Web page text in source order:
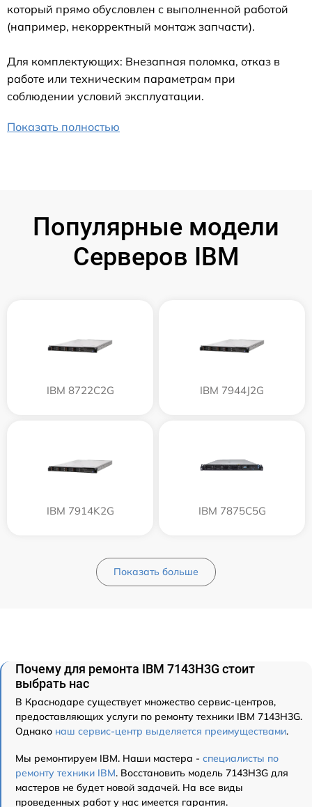
который прямо обусловлен с выполненной работой
(например, некорректный монтаж запчасти).
Для комплектующих: Внезапная поломка, отказ в
работе или техническим параметрам при
соблюдении условий эксплуатации.
Показать полностью
Популярные модели
Серверов IBM
IBM 8722C2G IBM 7944J2G
IBM 7914K2G IBM 7875C5G
Показать больше
Почему для ремонта IBM 7143H3G стоит
выбрать нас
В Краснодаре существует множество сервис-центров,
предоставляющих услуги по ремонту техники IBM 7143H3G.
Однако наш сервис-центр выделяется преимуществами.
Мы ремонтируем IBM. Наши мастера - специалисты по
ремонту техники IBM. Восстановить модель 7143H3G для
мастеров не будет новой задачей. На все виды
проведенных работ у нас имеется гарантия.